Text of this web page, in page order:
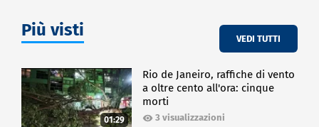
Più visti VEDI TUTTI
01:29
Rio de Janeiro, raffiche di vento
a oltre cento all'ora: cinque
morti
3 visualizzazioni